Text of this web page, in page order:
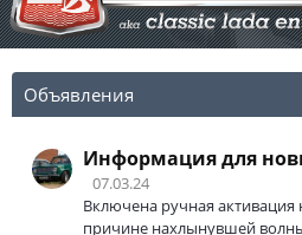
Объявления
Информация для
07.03.24
Включена ручная активация
причине нахлынувшей